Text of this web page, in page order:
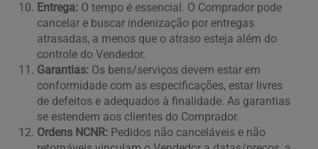
Entrega: O tempo é essencial. O Comprador pode
cancelar e buscar indenização por entregas
atrasadas, a menos que o atraso esteja além do
controle do Vendedor.
Garantias: Os bens/serviços devem estar em
conformidade com as especificações, estar livres
de defeitos e adequados à finalidade. As garantias
se estendem aos clientes do Comprador.
Ordens NCNR: Pedidos não canceláveis e não